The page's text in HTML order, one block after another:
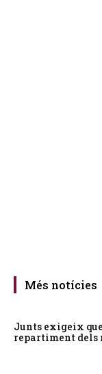
Més notícies
Junts exigeix
repartiment dels